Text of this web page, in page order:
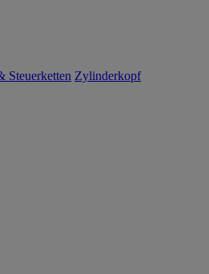
Steuerketten Zylinderkopf